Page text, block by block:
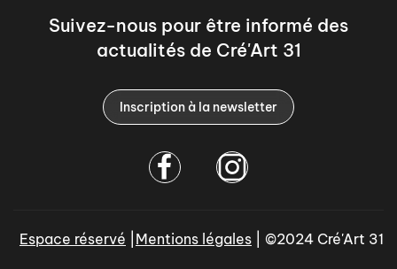
Suivez-nous pour être informé des
actualités de Cré'Art 31
Inscription à la newsletter
Espace réservé Mentions légales | ©2024 Cré'Art 31